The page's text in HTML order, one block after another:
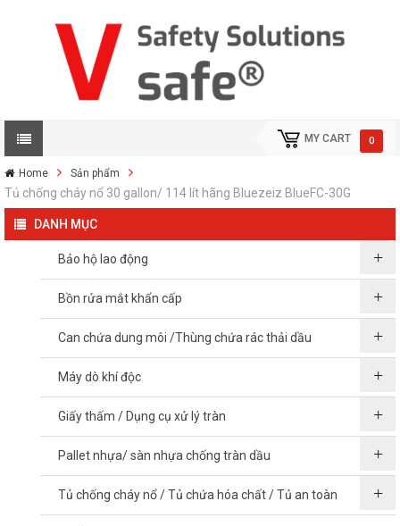
MY CART 0
Home Sản phẩm
Tủ chống cháy nổ 30 gallon/ 114 lít hãng Bluezeiz BlueFC-30G
DANH MỤC
Bảo hộ lao động
Bồn rửa mắt khẩn cấp
Can chứa dung môi /Thùng chứa rác thải dầu
Máy dò khí độc
Giấy thấm / Dụng cụ xử lý tràn
Pallet nhựa/ sàn nhựa chống tràn dầu
Tủ chống cháy nổ / Tủ chứa hóa chất / Tủ an toàn